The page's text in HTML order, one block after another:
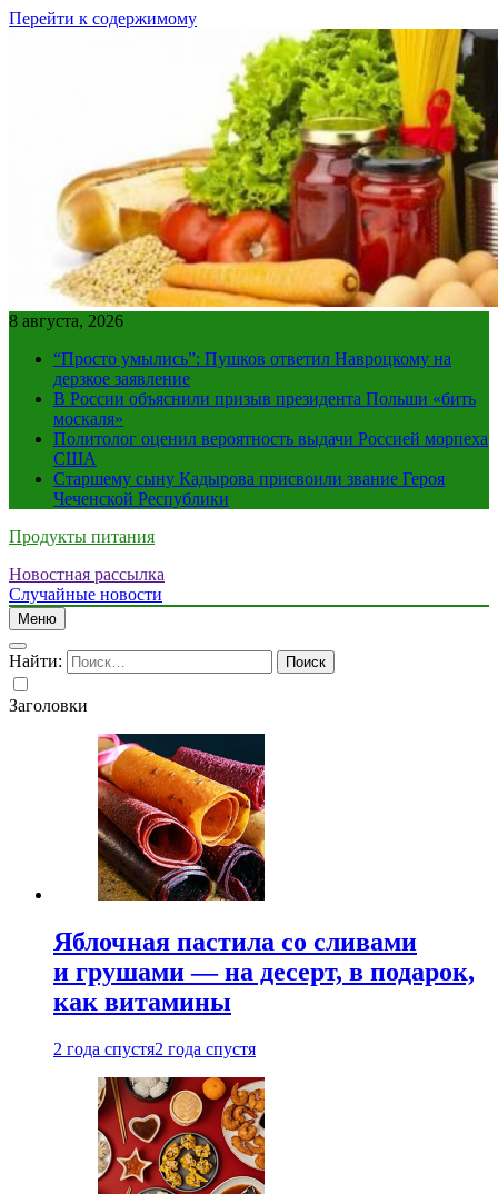
Перейти к содержимому
8 августа, 2026
“Просто умылись”: Пушков ответил Навроцкому на
дерзкое заявление
В России объяснили призыв президента Польши «бить
москаля»
Политолог оценил вероятность выдачи Россией морпеха
США
Старшему сыну Кадырова присвоили звание Героя
Чеченской Республики
Продукты питания
Новостная рассылка
Случайные новости
Меню
Найти:
Заголовки
Яблочная пастила со сливами
и грушами — на десерт, в подарок,
как витамины
2 года спустя2 года спустя